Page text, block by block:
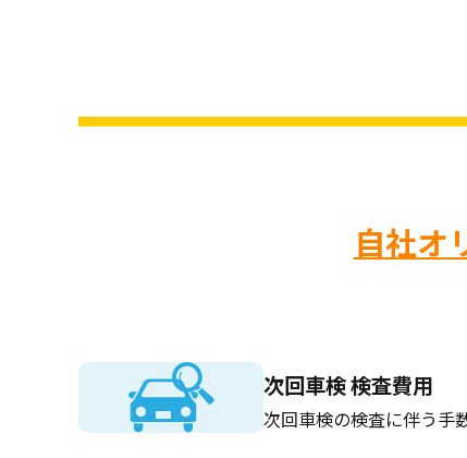
自社オ
次回車検 検査費用
次回車検の検査に伴う手